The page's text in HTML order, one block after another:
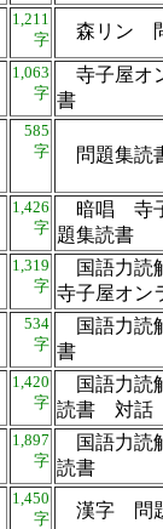
1,211
字
森リン
1,063
字
寺子屋オ
書
585
字
問題集
1,426
字
暗唱 寺
題集読
1,319
字
国語力
寺子屋オ
534
字
国語力読
書
1,420
字
国語力読
読書
1,897
字
国語力読
読書
1,450
字
漢字